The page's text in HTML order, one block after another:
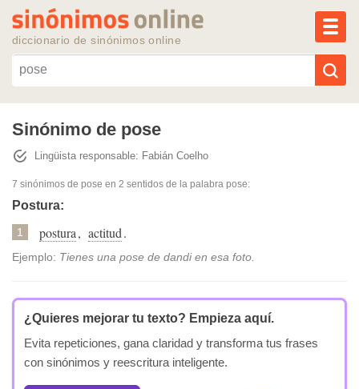
diccionario de sinónimos online
Sinónimos populares
Sinónimo de pose
Lingüista responsable: Fabián Coelho
7 sinónimos de pose en 2 sentidos de la palabra pose:
Postura:
1 postura, actitud.
Ejemplo: Tienes una pose de dandi en esa foto.
¿Quieres mejorar tu texto? Empieza aquí.
Evita repeticiones, gana claridad y transforma tus frases
con sinónimos y reescritura inteligente.